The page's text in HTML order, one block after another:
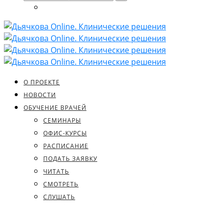
for:
О ПРОЕКТЕ
НОВОСТИ
ОБУЧЕНИЕ ВРАЧЕЙ
СЕМИНАРЫ
ОФИС-КУРСЫ
РАСПИСАНИЕ
ПОДАТЬ ЗАЯВКУ
ЧИТАТЬ
СМОТРЕТЬ
СЛУШАТЬ